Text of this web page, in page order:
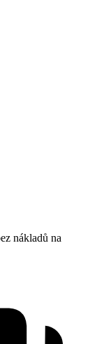
nákladů na